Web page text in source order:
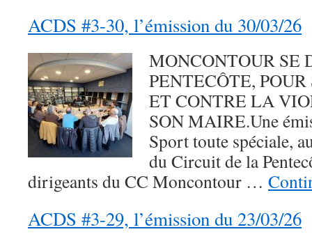
ACDS #3-30, l’émission du 30/03/26
MONCONTOUR SE
PENTECÔTE,
ET CONTRE LA
SON MAIRE.Une
Sport toute spéciale,
du Circuit de la
dirigeants du CC Moncontour …
ACDS #3-29, l’émission du 23/03/26